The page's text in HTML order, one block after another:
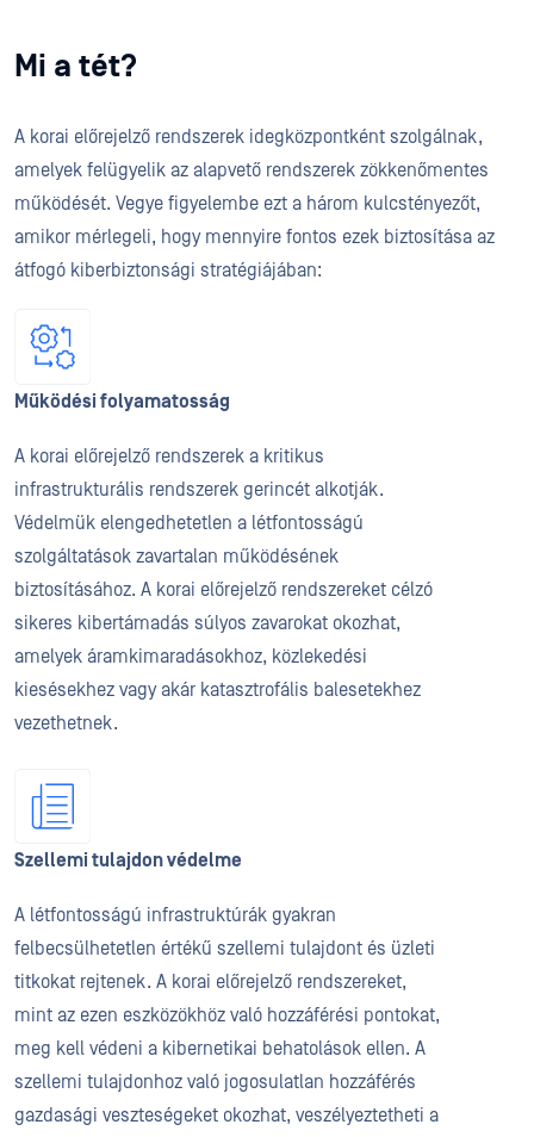
Mi a tét?
A korai előrejelző rendszerek idegközpontként szolgálnak,
amelyek felügyelik az alapvető rendszerek zökkenőmentes
működését. Vegye figyelembe ezt a három kulcstényezőt,
amikor mérlegeli, hogy mennyire fontos ezek biztosítása az
átfogó kiberbiztonsági stratégiájában:
Működési folyamatosság
A korai előrejelző rendszerek a kritikus
infrastrukturális rendszerek gerincét alkotják.
Védelmük elengedhetetlen a létfontosságú
szolgáltatások zavartalan működésének
biztosításához. A korai előrejelző rendszereket célzó
sikeres kibertámadás súlyos zavarokat okozhat,
amelyek áramkimaradásokhoz, közlekedési
kiesésekhez vagy akár katasztrofális balesetekhez
vezethetnek.
Szellemi tulajdon védelme
A létfontosságú infrastruktúrák gyakran
felbecsülhetetlen értékű szellemi tulajdont és üzleti
titkokat rejtenek. A korai előrejelző rendszereket,
mint az ezen eszközökhöz való hozzáférési pontokat,
meg kell védeni a kibernetikai behatolások ellen. A
szellemi tulajdonhoz való jogosulatlan hozzáférés
gazdasági veszteségeket okozhat, veszélyeztetheti a